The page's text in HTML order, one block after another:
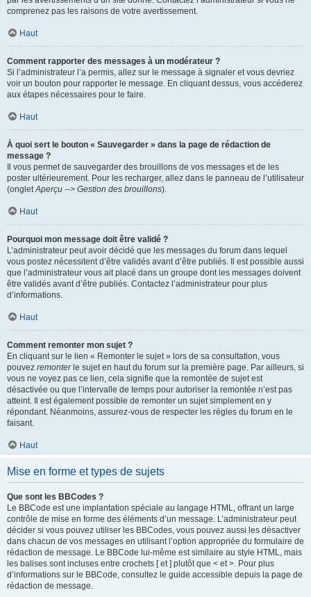
comprenez pas les raisons de votre avertissement.
Haut
Comment rapporter des messages à un modérateur ?
Si l’administrateur l’a permis, allez sur le message à signaler et vous devriez
voir un bouton pour rapporter le message. En cliquant dessus, vous accéderez
aux étapes nécessaires pour le faire.
Haut
À quoi sert le bouton « Sauvegarder » dans la page de rédaction de
message ?
Il vous permet de sauvegarder des brouillons de vos messages et de les
poster ultérieurement. Pour les recharger, allez dans le panneau de l’utilisateur
(ongletAperçu --> Gestion des brouillons).
Haut
Pourquoi mon message doit être validé ?
L’administrateur peut avoir décidé que les messages du forum dans lequel
vous postez nécessitent d’être validés avant d’être publiés. Il est possible aussi
que l’administrateur vous ait placé dans un groupe dont les messages doivent
être validés avant d’être publiés. Contactez l’administrateur pour plus
d’informations.
Haut
Comment remonter mon sujet ?
En cliquant sur le lien « Remonter le sujet » lors de sa consultation, vous
pouvez remonterle sujet en haut du forum sur la première page. Par ailleurs, si
vous ne voyez pas ce lien, cela signifie que la remontée de sujet est
désactivée ou que l’intervalle de temps pour autoriser la remontée n’est pas
atteint. Il est également possible de remonter un sujet simplement en y
répondant. Néanmoins, assurez-vous de respecter les règles du forum en le
faisant.
Haut
Mise en forme et types de sujets
Que sont les BBCodes ?
Le BBCode est une implantation spéciale au langage HTML, offrant un large
contrôle de mise en forme des éléments d’un message. L’administrateur peut
décider si vous pouvez utiliser les BBCodes, vous pouvez aussi les désactiver
dans chacun de vos messages en utilisant l’option appropriée du formulaire de
rédaction de message. Le BBCode lui-même est similaire au style HTML, mais
les balises sont incluses entre crochets [ et ] plutôt que < et >. Pour plus
d’informations sur le BBCode, consultez le guide accessible depuis la page de
rédaction de message.